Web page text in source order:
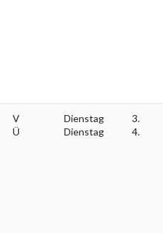
V
Ü
Dienstag
Dienstag
3.
4.